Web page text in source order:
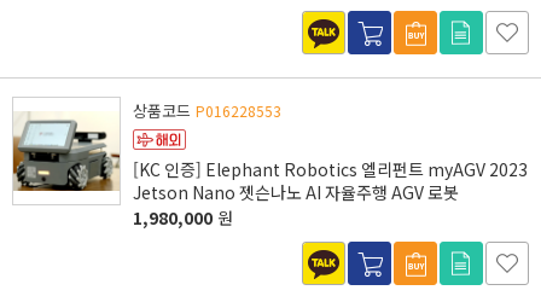
상품코드 P016228553
[KC 인증] Elephant Robotics 엘리펀트 myAGV 2023
Jetson Nano 젯슨나노 AI 자율주행 AGV 로봇
1,980,000 원